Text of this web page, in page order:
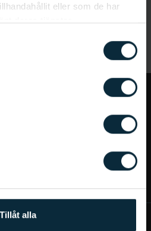
eller som de har
deras tjänster.
Tillåt alla